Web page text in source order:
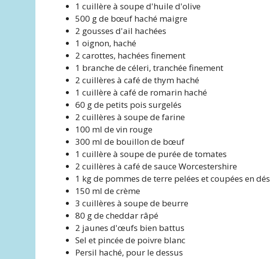
1 cuillère à soupe d'huile d'olive
500 g de bœuf haché maigre
2 gousses d'ail hachées
1 oignon, haché
2 carottes, hachées finement
1 branche de céleri, tranchée finement
2 cuillères à café de thym haché
1 cuillère à café de romarin haché
60 g de petits pois surgelés
2 cuillères à soupe de farine
100 ml de vin rouge
300 ml de bouillon de bœuf
1 cuillère à soupe de purée de tomates
2 cuillères à café de sauce Worcestershire
1 kg de pommes de terre pelées et coupées en dés
150 ml de crème
3 cuillères à soupe de beurre
80 g de cheddar râpé
2 jaunes d'œufs bien battus
Sel et pincée de poivre blanc
Persil haché, pour le dessus